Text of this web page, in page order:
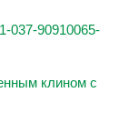
037-90910065-
клином с